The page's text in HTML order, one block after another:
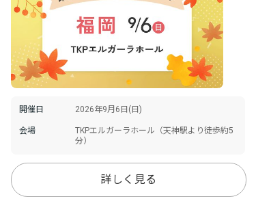
開催日 2026年9月6日(日)
会場
TKPエルガーラホール（天神駅より徒歩約5
分）
詳しく見る